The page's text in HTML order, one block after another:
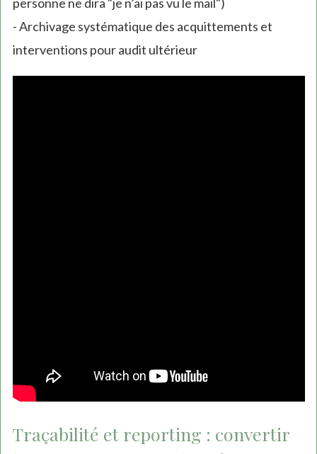
- Archivage systématique des acquittements et
interventions pour audit ultérieur
Traçabilité et reporting : convertir